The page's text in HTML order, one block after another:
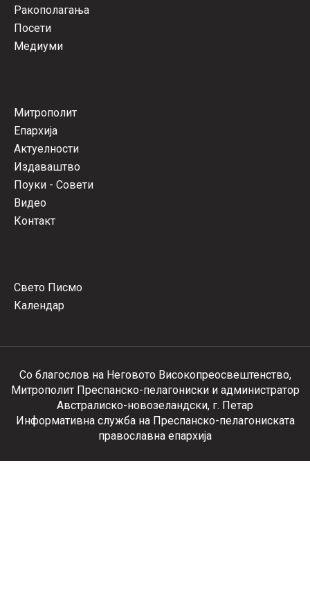
Ракополагања
Посети
Медиуми
Митрополит
Епархија
Актуелности
Издаваштво
Поуки - Совети
Видео
Контакт
Свето Писмо
Календар
Со благослов на Неговото Високопреосвештенство,
Митрополит Преспанско-пелагониски и администратор
Австралиско-новозеландски, г. Петар
Информативна служба на Преспанско-пелагониската
православна епархија